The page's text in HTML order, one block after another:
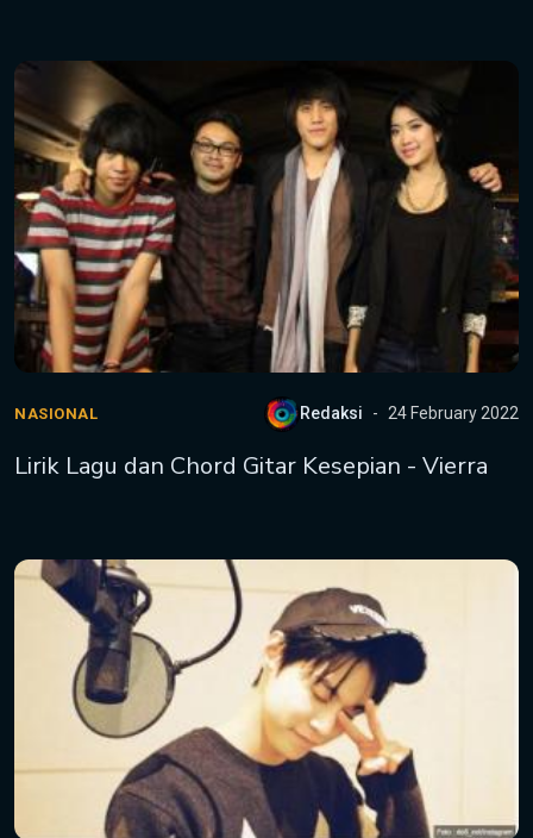
NASIONAL Redaksi 24 February 2022
Lirik Lagu dan Chord Gitar Kesepian - Vierra